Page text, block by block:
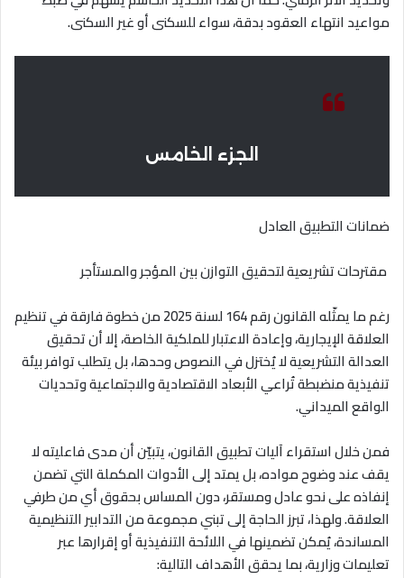
مواعيد انتهاء العقود بدقة، سواء للسكنى أو غير السكنى.
الجزء الخامس
ضمانات التطبيق العادل
مقترحات تشريعية لتحقيق التوازن بين المؤجر والمستأجر
رغم ما يمثّله القانون رقم 164 لسنة 2025 من خطوة فارقة في تنظيم
العلاقة الإيجارية، وإعادة الاعتبار للملكية الخاصة، إلا أن تحقيق
العدالة التشريعية لا يُختزل في النصوص وحدها، بل يتطلب توافر بيئة
تنفيذية منضبطة تُراعي الأبعاد الاقتصادية والاجتماعية وتحديات
الواقع الميداني.
فمن خلال استقراء آليات تطبيق القانون، يتبيّن أن مدى فاعليته لا
يقف عند وضوح مواده، بل يمتد إلى الأدوات المكملة التي تضمن
إنفاذه على نحو عادل ومستقر، دون المساس بحقوق أي من طرفي
العلاقة. ولهذا، تبرز الحاجة إلى تبني مجموعة من التدابير التنظيمية
المساندة، يُمكن تضمينها في اللائحة التنفيذية أو إقرارها عبر
تعليمات وزارية، بما يحقق الأهداف التالية: